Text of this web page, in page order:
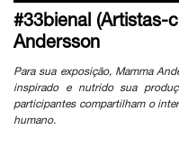
#33bienal (Artistas-
Andersson
Para sua exposição, Mamma
inspirado e nutrido sua
participantes compartilham o
humano.